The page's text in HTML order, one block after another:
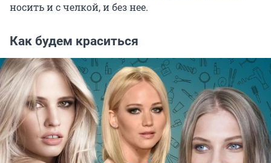
носить и с челкой, и без нее.
Как будем краситься